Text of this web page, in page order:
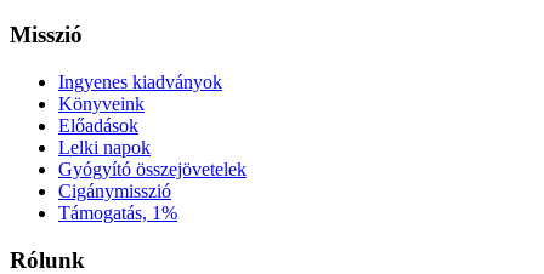
Misszió
Ingyenes kiadványok
Könyveink
Előadások
Lelki napok
Gyógyító összejövetelek
Cigánymisszió
Támogatás, 1%
Rólunk